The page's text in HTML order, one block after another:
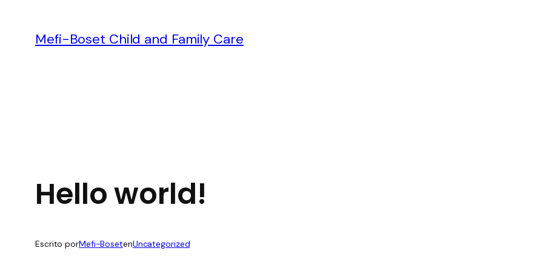
contenido
Mefi-Boset Child and Family Care
Hello world!
Escrito porMefi-BosetenUncategorized